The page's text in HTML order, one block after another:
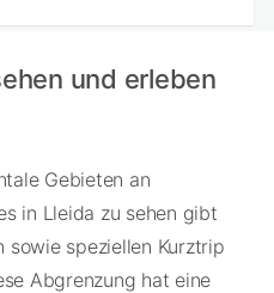
und erleben
Gebieten an
in Lleida zu sehen gibt
sowie speziellen Kurztrip
Abgrenzung hat eine